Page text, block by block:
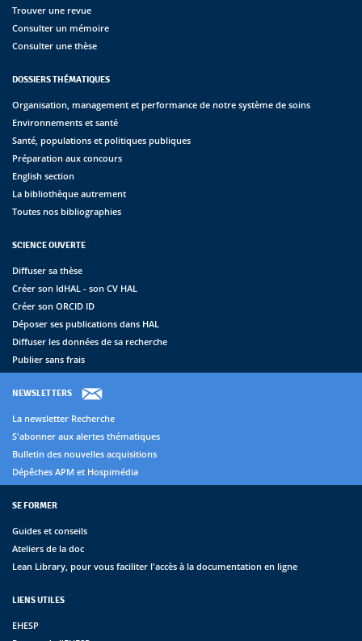
Trouver une revue
Consulter un mémoire
Consulter une thèse
DOSSIERS THÉMATIQUES
Organisation, management et performance de notre système de soins
Environnements et santé
Santé, populations et politiques publiques
Préparation aux concours
English section
La bibliothèque autrement
Toutes nos bibliographies
SCIENCE OUVERTE
Diffuser sa thèse
Créer son IdHAL - son CV HAL
Créer son ORCID ID
Déposer ses publications dans HAL
Diffuser les données de sa recherche
Publier sans frais
NEWSLETTERS
La newsletter Recherche
S'abonner aux alertes thématiques
Bulletin des nouvelles acquisitions
Dépêches APM et Hospimédia
SE FORMER
Guides et conseils
Ateliers de la doc
Lean Library, pour vous faciliter l'accès à la documentation en ligne
LIENS UTILES
EHESP